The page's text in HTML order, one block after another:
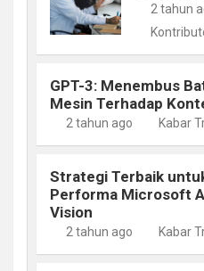
2 tahun
GPT-3: Menembus
Mesin Terhadap
2 tahun ago Kabar
Strategi Terbaik
Performa Microsoft
Vision
2 tahun ago Kabar